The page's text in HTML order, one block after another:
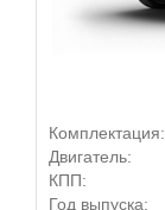
Комплектация:
Двигатель:
КПП:
Год выпуска: